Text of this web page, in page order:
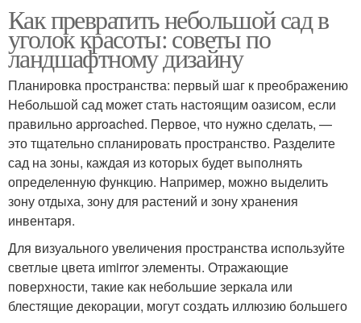
Как превратить небольшой сад в
уголок красоты: советы по
ландшафтному дизайну
Планировка пространства: первый шаг к преображению
Небольшой сад может стать настоящим оазисом, если
правильно approached. Первое, что нужно сделать, —
это тщательно спланировать пространство. Разделите
сад на зоны, каждая из которых будет выполнять
определенную функцию. Например, можно выделить
зону отдыха, зону для растений и зону хранения
инвентаря.
Для визуального увеличения пространства используйте
светлые цвета иmirror элементы. Отражающие
поверхности, такие как небольшие зеркала или
блестящие декорации, могут создать иллюзию большего